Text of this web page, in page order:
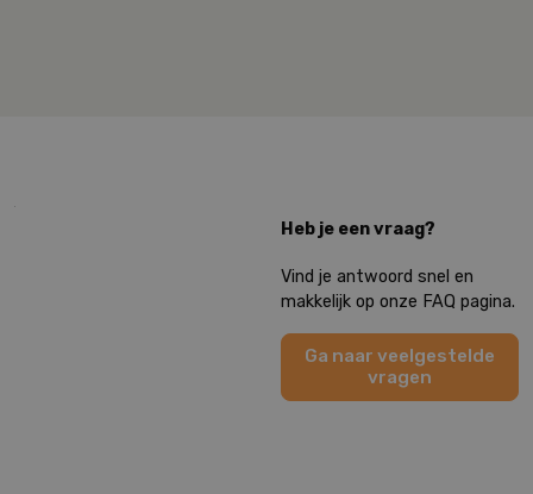
Heb je een vraag?
Vind je antwoord snel en
makkelijk op onze FAQ pagina.
Ga naar veelgestelde
vragen